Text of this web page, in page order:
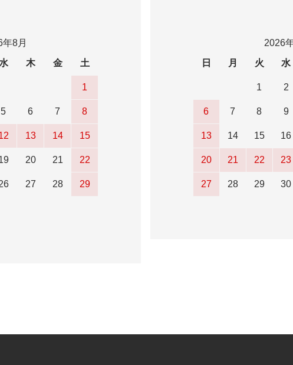
8月
木 金 土
1
5 6 7 8
13 14 15
20 21 22
27 28 29
2026
日
月 火 水
1 2
6 7 8 9
13 14 15 16
20 21 22 23
27 28 29 30